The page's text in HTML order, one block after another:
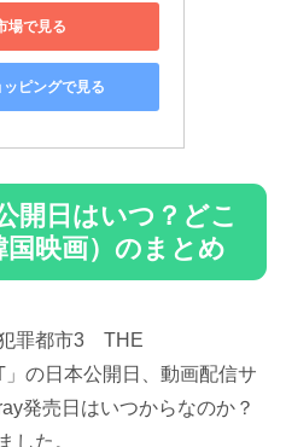
場で見る
ピングで見る
開日はいつ？どこ
映画）のまとめ
罪都市3 THE
の日本公開日、動画配信サ
発売日はいつからなのか？
した。